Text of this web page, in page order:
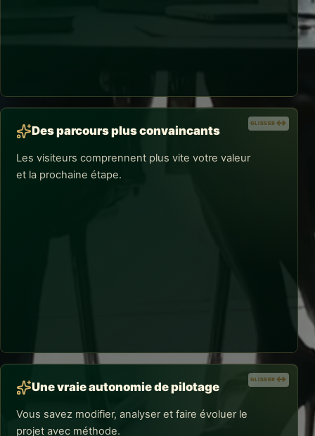
GLISSER
Des parcours plus convaincants
Les visiteurs comprennent plus vite votre valeur
et la prochaine étape.
GLISSER
GLISSER
Une vraie autonomie de pilotage
Vous savez modifier, analyser et faire évoluer le
projet avec méthode.
GLISSER